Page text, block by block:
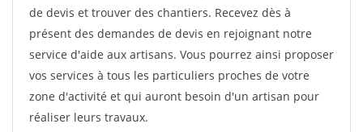
de devis et trouver des chantiers. Recevez dès à
présent des demandes de devis en rejoignant notre
service d'aide aux artisans. Vous pourrez ainsi proposer
vos services à tous les particuliers proches de votre
zone d'activité et qui auront besoin d'un artisan pour
réaliser leurs travaux.